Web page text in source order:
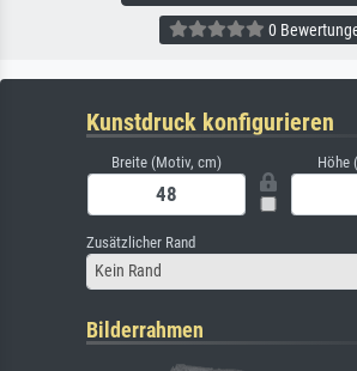
0
Kunstdruck konfigurieren
Breite (Motiv, cm) Höhe
Zusätzlicher Rand
Kein Rand
Bilderrahmen